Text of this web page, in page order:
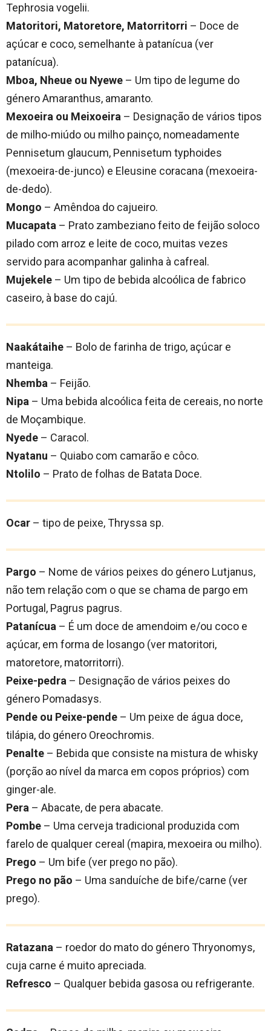
Tephrosia vogelii.
Matoritori, Matoretore, Matorritorri – Doce de
açúcar e coco, semelhante à patanícua (ver
patanícua).
Mboa, Nheue ou Nyewe – Um tipo de legume do
género Amaranthus, amaranto.
Mexoeira ou Meixoeira – Designação de vários tipos
de milho-miúdo ou milho painço, nomeadamente
Pennisetum glaucum, Pennisetum typhoides
(mexoeira-de-junco) e Eleusine coracana (mexoeira-
de-dedo).
Mongo – Amêndoa do cajueiro.
Mucapata – Prato zambeziano feito de feijão soloco
pilado com arroz e leite de coco, muitas vezes
servido para acompanhar galinha à cafreal.
Mujekele – Um tipo de bebida alcoólica de fabrico
caseiro, à base do cajú.
Naakátaihe – Bolo de farinha de trigo, açúcar e
manteiga.
Nhemba – Feijão.
Nipa – Uma bebida alcoólica feita de cereais, no norte
de Moçambique.
Nyede – Caracol.
Nyatanu – Quiabo com camarão e côco.
Ntolilo – Prato de folhas de Batata Doce.
Ocar – tipo de peixe, Thryssa sp.
Pargo – Nome de vários peixes do género Lutjanus,
não tem relação com o que se chama de pargo em
Portugal, Pagrus pagrus.
Patanícua – É um doce de amendoim e/ou coco e
açúcar, em forma de losango (ver matoritori,
matoretore, matorritorri).
Peixe-pedra – Designação de vários peixes do
género Pomadasys.
Pende ou Peixe-pende – Um peixe de água doce,
tilápia, do género Oreochromis.
Penalte – Bebida que consiste na mistura de whisky
(porção ao nível da marca em copos próprios) com
ginger-ale.
Pera – Abacate, de pera abacate.
Pombe – Uma cerveja tradicional produzida com
farelo de qualquer cereal (mapira, mexoeira ou milho).
Prego – Um bife (ver prego no pão).
Prego no pão – Uma sanduíche de bife/carne (ver
prego).
Ratazana – roedor do mato do género Thryonomys,
cuja carne é muito apreciada.
Refresco – Qualquer bebida gasosa ou refrigerante.